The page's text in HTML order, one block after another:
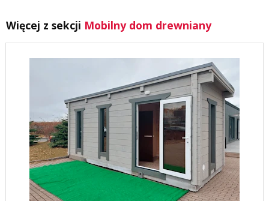
Więcej z sekcji Mobilny dom drewniany